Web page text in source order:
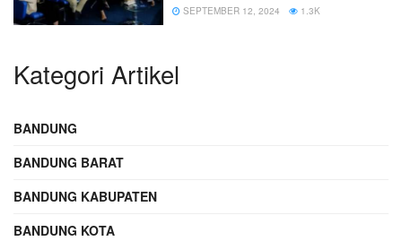
SEPTEMBER 12, 2024
1.3K
Kategori Artikel
BANDUNG
BANDUNG BARAT
BANDUNG KABUPATEN
BANDUNG KOTA